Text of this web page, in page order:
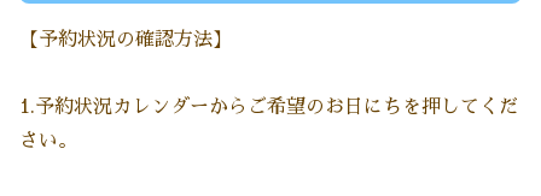
【予約状況の確認方法】
1.予約状況カレンダーからご希望のお日にちを押してくだ
さい。